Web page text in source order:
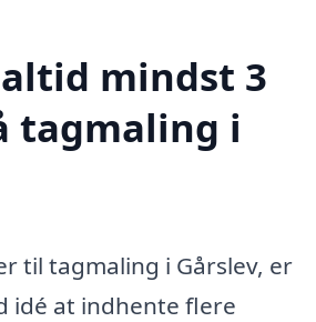
mindst 3
tagmaling i
til tagmaling i Gårslev, er
idé at indhente flere